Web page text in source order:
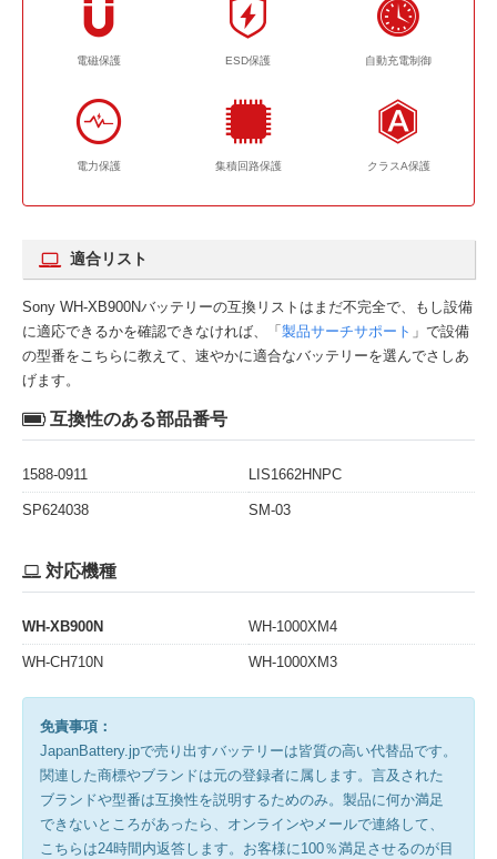
電磁保護 ESD保護 自動充電制御
電力保護 集積回路保護 クラスA保護
適合リスト
Sony WH-XB900Nバッテリーの互換リストはまだ不完全で、もし設備
に適応できるかを確認できなければ、「 製品サーチサポート 」で設備
の型番をこちらに教えて、速やかに適合なバッテリーを選んでさしあ
げます。
互換性のある部品番号
1588-0911 LIS1662HNPC
SP624038 SM-03
対応機種
WH-XB900N WH-1000XM4
WH-CH710N WH-1000XM3
免責事項：
JapanBattery.jpで売り出すバッテリーは皆質の高い代替品です。
関連した商標やブランドは元の登録者に属します。言及された
ブランドや型番は互換性を説明するためのみ。製品に何か満足
できないところがあったら、オンラインやメールで連絡して、
こちらは24時間内返答します。お客様に100％満足させるのが目